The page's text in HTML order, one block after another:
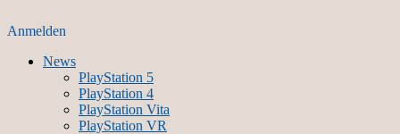
Anmelden
News
PlayStation 5
PlayStation 4
PlayStation Vita
PlayStation VR